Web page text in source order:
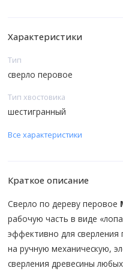
Характеристики
Тип
сверло перовое
Тип хвостовика
шестигранный
Все характеристики
Краткое описание
Сверло по дереву перовое
рабочую часть в виде
эффективно для сверления
на ручную механическую,
сверления древесины